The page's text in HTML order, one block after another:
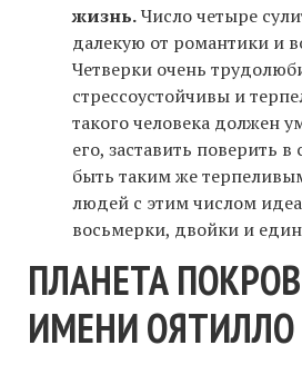
жизнь.Число четыре
далекую от романтики и
Четверки очень
стрессоустойчивы и
такого человека должен
его, заставить поверить
быть таким же
людей с этим числом
восьмерки, двойки и
ПЛАНЕТА
ИМЕНИ ОЯТИЛЛО